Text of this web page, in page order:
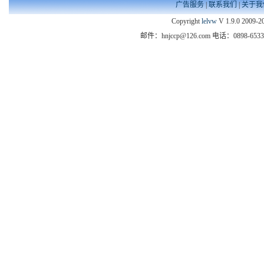
广告服务|联系我们|关于
Copyright lelvwV 1.9.0 2009-
邮件：hnjccp@126.com 电话：0898-